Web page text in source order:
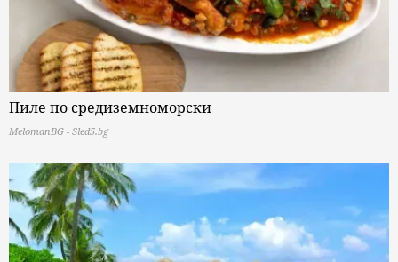
Пиле по средиземноморски
MelomanBG - Sled5.bg